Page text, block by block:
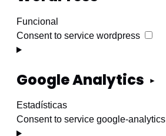
Funcional
Consent to service wordpress
Google Analytics
Estadísticas
Consent to service google-analytics